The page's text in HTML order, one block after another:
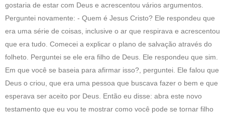
gostaria de estar com Deus e acrescentou vários argumentos.
Perguntei novamente: - Quem é Jesus Cristo? Ele respondeu que
era uma série de coisas, inclusive o ar que respirava e acrescentou
que era tudo. Comecei a explicar o plano de salvação através do
folheto. Perguntei se ele era filho de Deus. Ele respondeu que sim.
Em que você se baseia para afirmar isso?, perguntei. Ele falou que
Deus o criou, que era uma pessoa que buscava fazer o bem e que
esperava ser aceito por Deus. Então eu disse: abra este novo
testamento que eu vou te mostrar como você pode se tornar filho